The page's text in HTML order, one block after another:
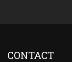
CONTACT